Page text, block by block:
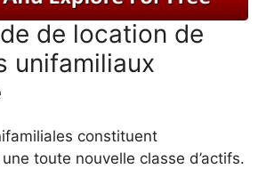
de location de
unifamiliaux
constituent
toute nouvelle classe d’actifs.